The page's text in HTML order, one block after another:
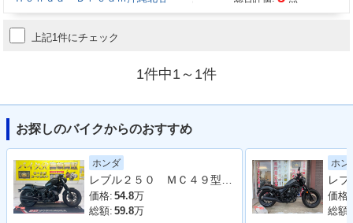
上記1件にチェック
1件中1～1件
お探しのバイクからのおすすめ
ホンダ
レブル２５０ ＭＣ４９型 ２０１９年モデル 社外タンクカバー サイドバック 社外マフラー アラーム
価格: 54.8万
総額: 59.8万
ホン
価格:
総額: